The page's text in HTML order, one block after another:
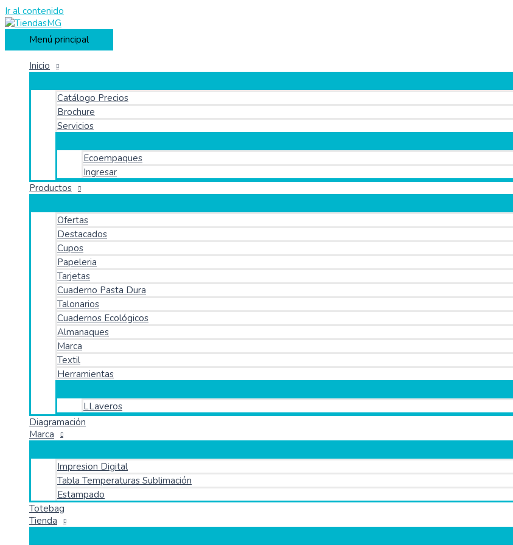
Ir al contenido
Menú principal
Inicio
Catálogo Precios
Brochure
Servicios
Ecoempaques
Ingresar
Productos
Ofertas
Destacados
Cupos
Papeleria
Tarjetas
Cuaderno Pasta Dura
Talonarios
Cuadernos Ecológicos
Almanaques
Marca
Textil
Herramientas
LLaveros
Diagramación
Marca
Impresion Digital
Tabla Temperaturas Sublimación
Estampado
Totebag
Tienda